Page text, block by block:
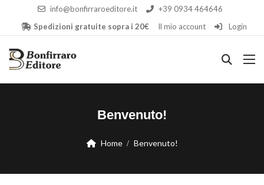
info@bonfirraroeditore.it
+39 0934 464646
Spedizioni gratuite sopra i 20€
Il mio account Login
Benvenuto!
Home Benvenuto!